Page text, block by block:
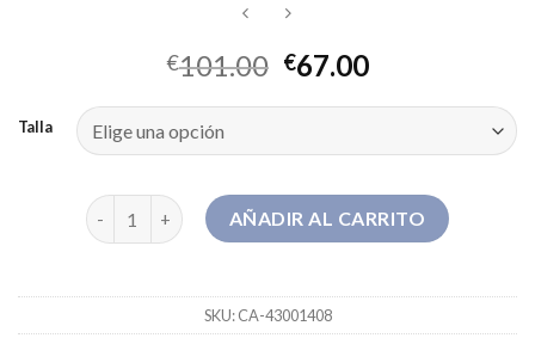
€101.00 €67.00
Talla
massimo dutti plumas mujer cantidad
AÑADIR AL CARRITO
SKU:CA-43001408